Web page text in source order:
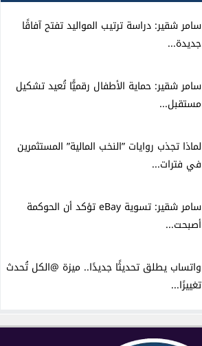
سامر شقير: دراسة ترتيب المواليد تفتح آفاقًا
جديدة...
سامر شقير: حماية الأطفال رقميًّا تُعيد تشكيل
مستقبل...
لماذا تجذب روايات ”النخب المالية” المستثمرين
في فترات...
سامر شقير: تسوية eBay تؤكد أن الحوكمة
أصبحت...
واتساب يطلق تحديثًا جديدًا.. ميزة @الكل تُحدث
تغييرًا...